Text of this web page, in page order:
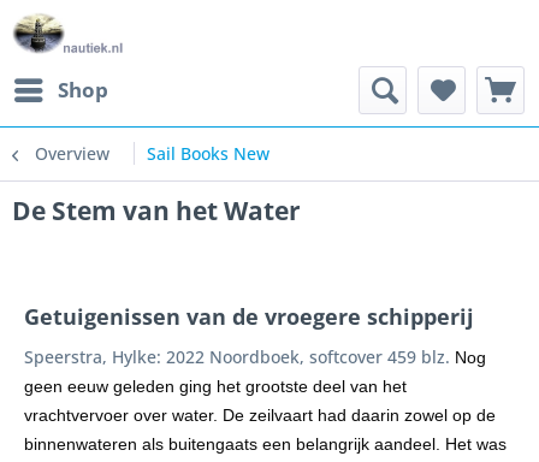
Shop
Overview Sail Books New
De Stem van het Water
Getuigenissen van de vroegere schipperij
Speerstra, Hylke: 2022 Noordboek, softcover 459 blz. Nog
geen eeuw geleden ging het grootste deel van het
vrachtvervoer over water. De zeilvaart had daarin zowel op de
binnenwateren als buitengaats een belangrijk aandeel. Het was